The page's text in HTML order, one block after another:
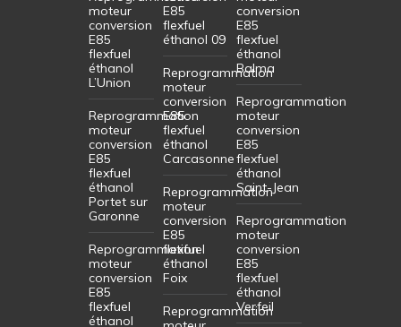
moteur
conversion
E85
flexfuel
éthanol
L’Union
Reprogrammation
moteur
conversion
E85
flexfuel
éthanol
Portet sur
Garonne
Reprogrammation
moteur
conversion
E85
flexfuel
éthanol
E85
flexfuel
éthanol 09
Reprogrammation
moteur
conversion
E85
flexfuel
éthanol
Carcasonne
Reprogrammation
moteur
conversion
E85
flexfuel
éthanol
Foix
Reprogrammation
conversion
E85
flexfuel
éthanol
Balma
Reprogrammation
moteur
conversion
E85
flexfuel
éthanol
Saint-Jean
Reprogrammation
moteur
conversion
E85
flexfuel
éthanol
Verfeil